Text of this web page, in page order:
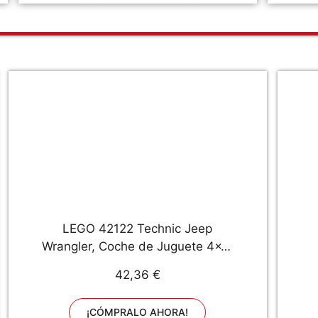
LEGO 42122 Technic Jeep
Wrangler, Coche de Juguete 4x4,
Todoterreno
42,36 €
¡CÓMPRALO AHORA!